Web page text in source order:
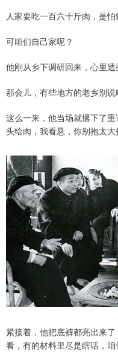
人家要吃一百六十斤肉，是怕
可咱们自己家呢？
他刚从乡下调研回来，心里透
那会儿，有些地方的老乡别说
这么一来，他当场就撂下了
头给肉，我看悬，你别抱太大
紧接着，他把底裤都亮出来
看，有的材料里尽是瞎话，